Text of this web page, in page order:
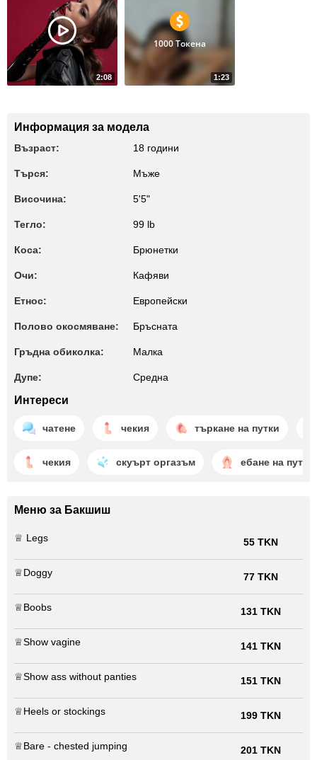
2:08 1:23
1000 Токена
Информация за модела
Възраст: 18 години
Търся: Мъже
Височина: 5'5"
Тегло: 99 lb
Коса: Брюнетки
Очи: Кафяви
Етнос: Европейски
Полово окосмяване: Бръсната
Гръдна обиколка: Малкa
Дупе: Среднa
Интереси
чатене чекия търкане на путки
чекия скуърт оргазъм ебане на путки
Меню за Бакшиш
♕ Legs 55 TKN
♕Doggy 77 TKN
♕Boobs 131 TKN
♕Show vagine 141 TKN
♕Show ass without panties 151 TKN
♕Heels or stockings 199 TKN
♕Bare - chested jumping 201 TKN